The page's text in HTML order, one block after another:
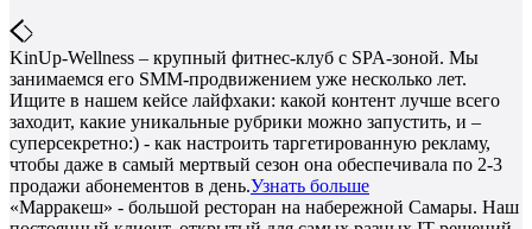
KinUp-Wellness – крупный фитнес-клуб с SPA-зоной. Мы
занимаемся его SMM-продвижением уже несколько лет.
Ищите в нашем кейсе лайфхаки: какой контент лучше всего
заходит, какие уникальные рубрики можно запустить, и –
суперсекретно:) - как настроить таргетированную рекламу,
чтобы даже в самый мертвый сезон она обеспечивала по 2-3
продажи абонементов в день.Узнать больше
«Марракеш» - большой ресторан на набережной Самары. Наш